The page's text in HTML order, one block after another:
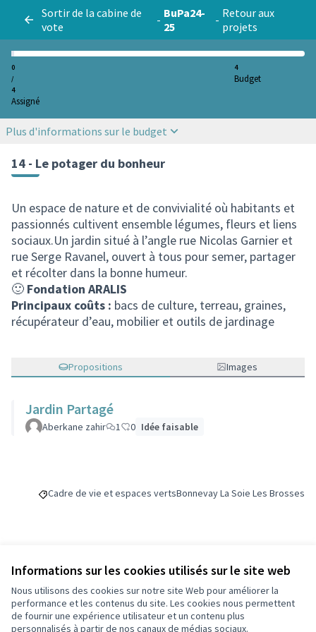
Informations sur les cookies utilisés sur le site web
Nous utilisons des cookies sur notre site Web pour améliorer la
performance et les contenus du site. Les cookies nous permettent
de fournir une expérience utilisateur et un contenu plus
personnalisés à partir de nos canaux de médias sociaux.
Sortir de la cabine de
vote
- BuPa24-
25
- Retour aux
projets
0
/
4
Assigné
4
Budget
Plus d'informations sur le budget
14 - Le potager du bonheur
Un espace de nature et de convivialité où habitants et
passionnés cultivent ensemble légumes, fleurs et liens
sociaux.Un jardin situé à l’angle rue Nicolas Garnier et
rue Serge Ravanel, ouvert à tous pour semer, partager
et récolter dans la bonne humeur.
🙂 Fondation ARALIS
Principaux coûts : bacs de culture, terreau, graines,
récupérateur d’eau, mobilier et outils de jardinage
Propositions Images
Jardin Partagé
Aberkane zahir 1 0 Idée faisable
Filtrer les résultats de la catégorie : Cadre de vie et espaces
Cadre de vie et espaces vertsFiltrer les résultats pour le
Bonnevay La Soie Les Brosses
Budget
7 500 €